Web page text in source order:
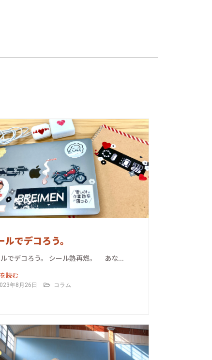
ルでデコろう。
でデコろう。 シール熱再燃。 あな...
読む
年8月26日 コラム